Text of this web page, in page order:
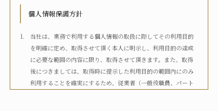
自立
要支援1
要介護2
要介護3
介護認定
認定済み
申請中 区分変更中 不明
個人情報保護方針
当社は、業務で利用する個人情報の取扱に際してその利用目的
を明確に定め、取得させて頂く本人に明示し、利用目的の達成
に必要な範囲の内容に限り、取得させて頂きます。また、取得
後につきましては、取得時に提示した利用目的の範囲内にのみ
利用することを確実にするため、従業者（一般役職員、パート